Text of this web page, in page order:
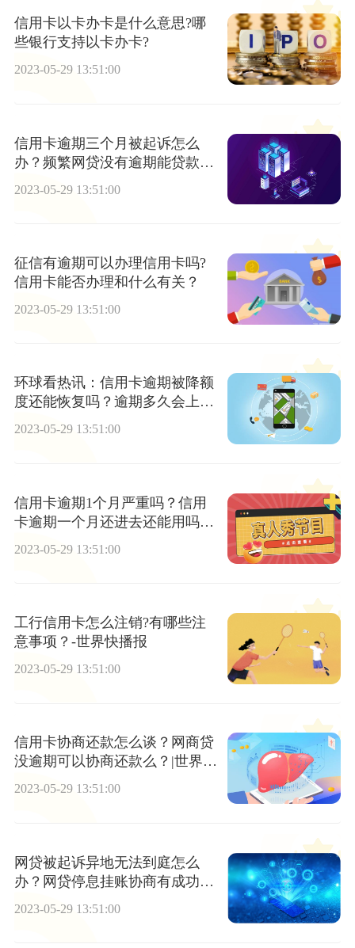
信用卡以卡办卡是什么意思?哪
些银行支持以卡办卡?
2023-05-29 13:51:00
信用卡逾期三个月被起诉怎么
办？频繁网贷没有逾期能贷款
2023-05-29 13:51:00
征信有逾期可以办理信用卡吗?
信用卡能否办理和什么有关？
2023-05-29 13:51:00
环球看热讯：信用卡逾期被降额
度还能恢复吗？逾期多久会上黑
名单？
2023-05-29 13:51:00
信用卡逾期1个月严重吗？信用
卡逾期一个月还进去还能用吗？
2023-05-29 13:51:00
工行信用卡怎么注销?有哪些注
意事项？-世界快播报
2023-05-29 13:51:00
信用卡协商还款怎么谈？网商贷
没逾期可以协商还款么？|世界播
报
2023-05-29 13:51:00
网贷被起诉异地无法到庭怎么
办？网贷停息挂账协商有成功的
2023-05-29 13:51:00